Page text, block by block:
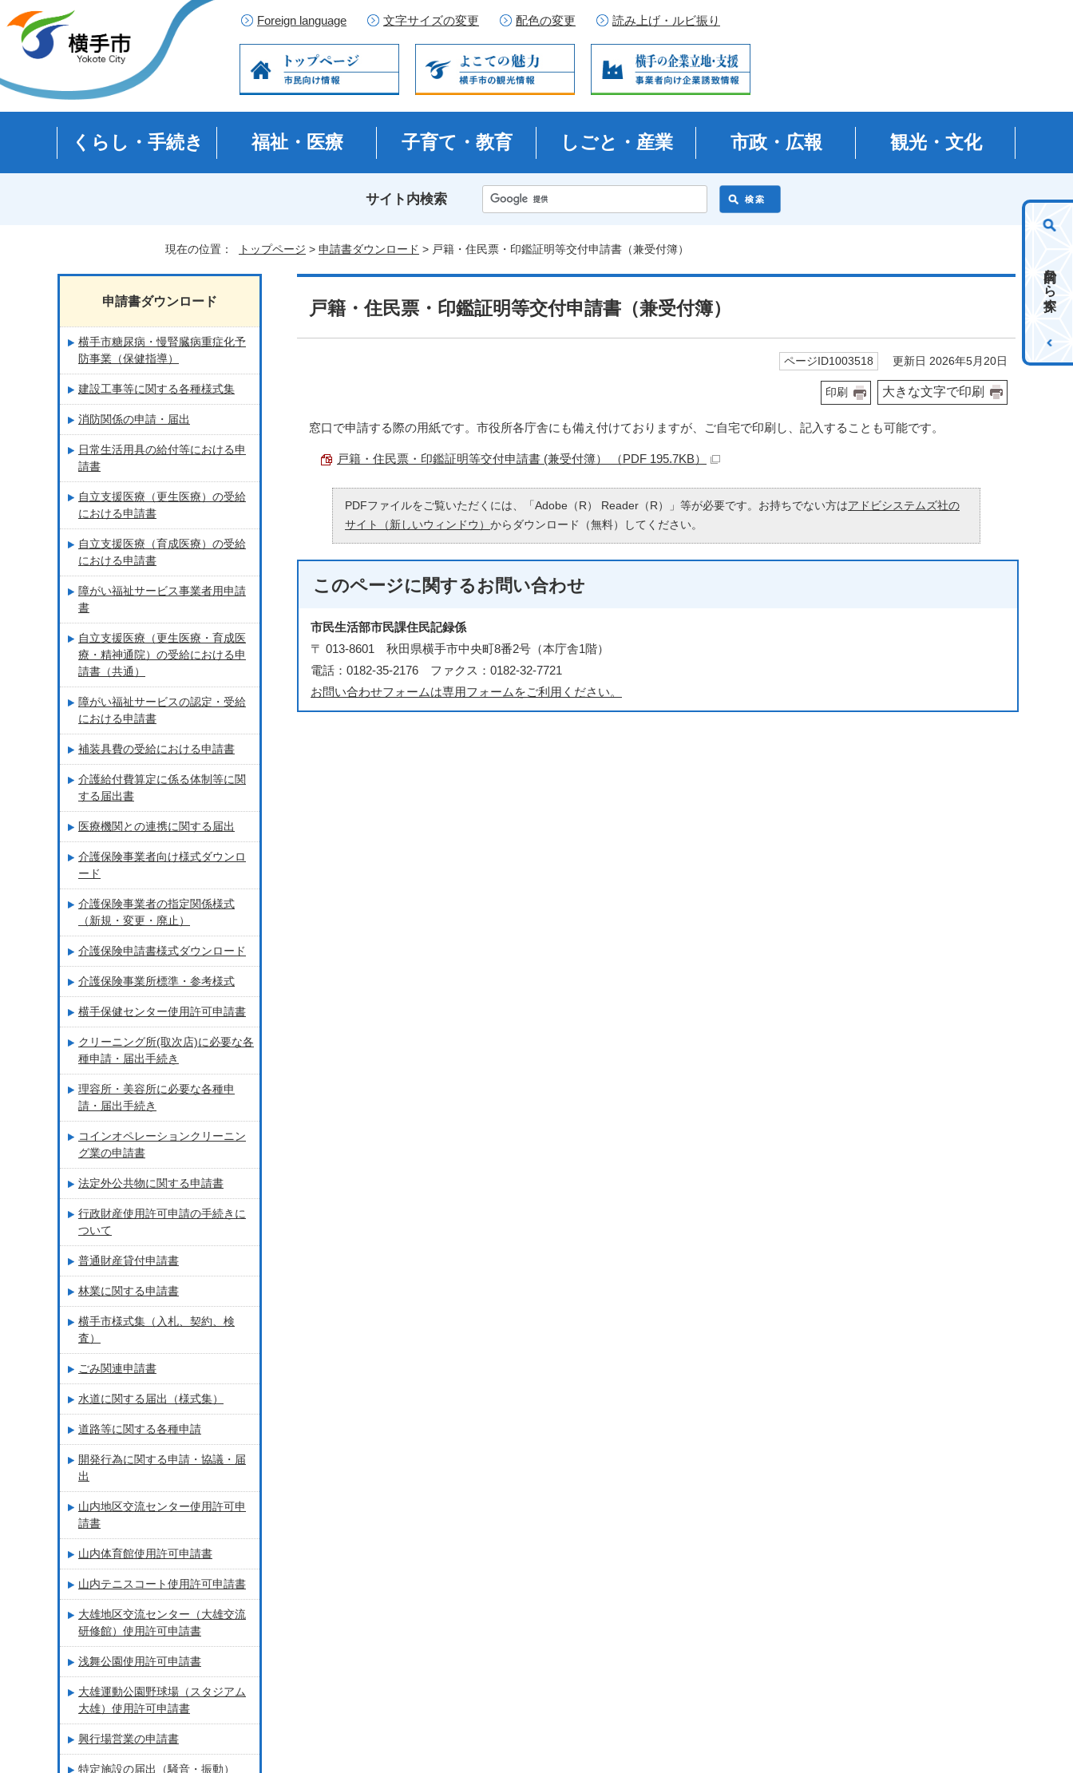
Foreign language 文字サイズの変更 配色の変更 読み上げ・ルビ振り
くらし・手続き 福祉・医療 子育て・教育 しごと・産業 市政・広報 観光・文化
サイト内検索
目的から探す
現在の位置： トップページ > 申請書ダウンロード > 戸籍・住民票・印鑑証明等交付申請書（兼受付簿）
戸籍・住民票・印鑑証明等交付申請書（兼受付簿）
ページID1003518 更新日 2026年5月20日
印刷 大きな文字で印刷
窓口で申請する際の用紙です。市役所各庁舎にも備え付けておりますが、ご自宅で印刷し、記入することも可能です。
戸籍・住民票・印鑑証明等交付申請書 (兼受付簿） （PDF 195.7KB）
PDFファイルをご覧いただくには、「Adobe（R） Reader（R）」等が必要です。お持ちでない方はアドビシステムズ社の
サイト（新しいウィンドウ） からダウンロード（無料）してください。
このページに関するお問い合わせ
市民生活部市民課住民記録係
〒 013-8601 秋田県横手市中央町8番2号（本庁舎1階）
電話：0182-35-2176 ファクス：0182-32-7721
お問い合わせフォームは専用フォームをご利用ください。
申請書ダウンロード
横手市糖尿病・慢腎臓病重症化予
防事業（保健指導）
建設工事等に関する各種様式集
消防関係の申請・届出
日常生活用具の給付等における申
請書
自立支援医療（更生医療）の受給
における申請書
自立支援医療（育成医療）の受給
における申請書
障がい福祉サービス事業者用申請
書
自立支援医療（更生医療・育成医
療・精神通院）の受給における申
請書（共通）
障がい福祉サービスの認定・受給
における申請書
補装具費の受給における申請書
介護給付費算定に係る体制等に関
する届出書
医療機関との連携に関する届出
介護保険事業者向け様式ダウンロ
ード
介護保険事業者の指定関係様式
（新規・変更・廃止）
介護保険申請書様式ダウンロード
介護保険事業所標準・参考様式
横手保健センター使用許可申請書
クリーニング所(取次店)に必要な各
種申請・届出手続き
理容所・美容所に必要な各種申
請・届出手続き
コインオペレーションクリーニン
グ業の申請書
法定外公共物に関する申請書
行政財産使用許可申請の手続きに
ついて
普通財産貸付申請書
林業に関する申請書
横手市様式集（入札、契約、検
査）
ごみ関連申請書
水道に関する届出（様式集）
道路等に関する各種申請
開発行為に関する申請・協議・届
出
山内地区交流センター使用許可申
請書
山内体育館使用許可申請書
山内テニスコート使用許可申請書
大雄地区交流センター（大雄交流
研修館）使用許可申請書
浅舞公園使用許可申請書
大雄運動公園野球場（スタジアム
大雄）使用許可申請書
興行場営業の申請書
特定施設の届出（騒音・振動）